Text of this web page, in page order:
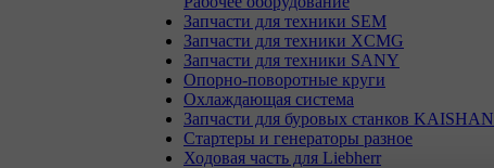
Запчасти для техники SEM
Запчасти для техники XCMG
Запчасти для техники SANY
Опорно-поворотные круги
Охлаждающая система
Запчасти для буровых станков KAISHAN
Стартеры и генераторы разное
Ходовая часть для Liebherr